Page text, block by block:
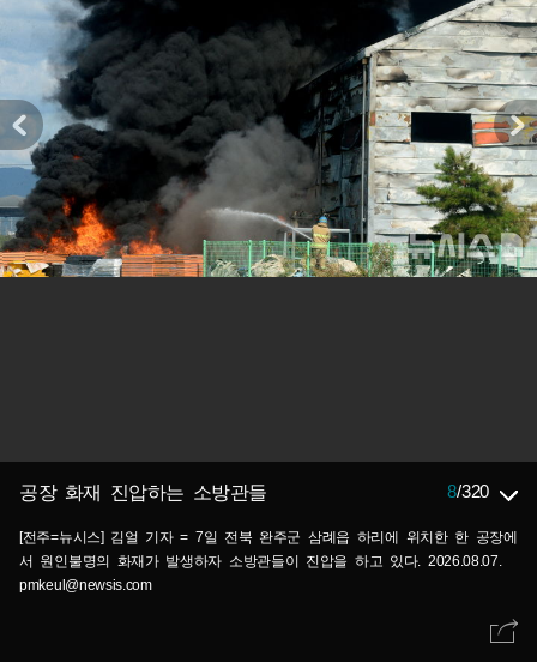
공장 화재 진압하는 소방관들 8/320
[전주=뉴시스] 김얼 기자 = 7일 전북 완주군 삼례읍 하리에 위치한 한 공장에
서 원인불명의 화재가 발생하자 소방관들이 진압을 하고 있다. 2026.08.07.
pmkeul@newsis.com